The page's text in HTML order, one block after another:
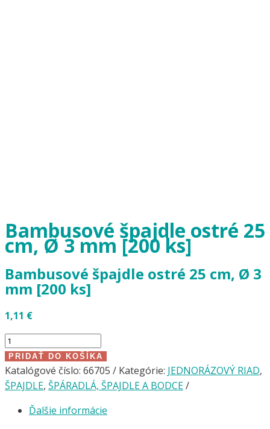
Bambusové špajdle ostré 25
cm, Ø 3 mm [200 ks]
Bambusové špajdle ostré 25 cm, Ø 3
mm [200 ks]
1,11 €
množstvo
Bambusové
špajdle
ostré
cm,
PRIDAŤ DO KOŠÍKA
Katalógové číslo: 66705 Kategórie: JEDNORÁZOVÝ RIAD,
ŠPAJDLE, ŠPÁRADLÁ, ŠPAJDLE A BODCE
Ďalšie informácie